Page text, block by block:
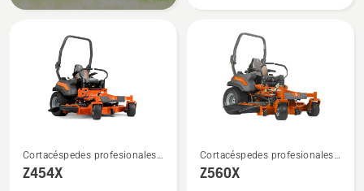
Ver
más
Cortacéspedes profesionales
de giro cero
Z454X
Ver
más
Cortacéspedes profesionales
de giro cero
Z560X